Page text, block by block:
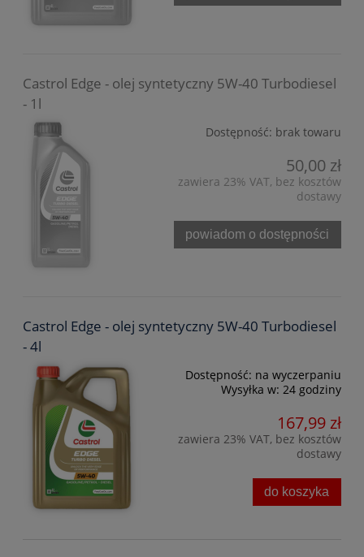
Castrol Edge - olej syntetyczny 5W-40 Turbodiesel
- 1l
Dostępność: brak towaru
50,00 zł
zawiera 23% VAT, bez kosztów
dostawy
powiadom o dostępności
Castrol Edge - olej syntetyczny 5W-40 Turbodiesel
- 4l
Dostępność: na wyczerpaniu
Wysyłka w: 24 godziny
167,99 zł
zawiera 23% VAT, bez kosztów
dostawy
do koszyka